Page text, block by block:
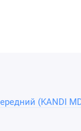
(KANDI